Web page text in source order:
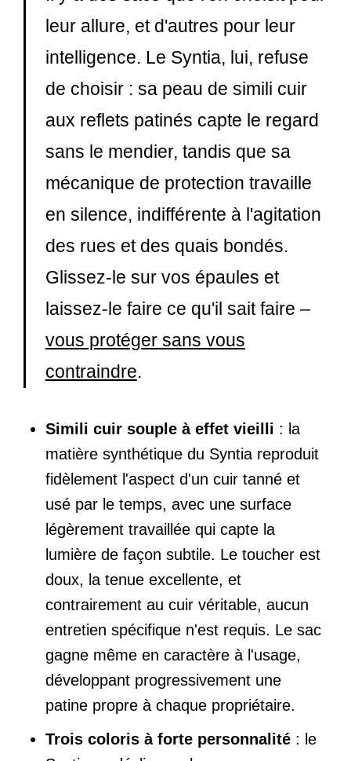
-
Syntia
leur allure, et d'autres pour leur
intelligence. Le Syntia, lui, refuse
de choisir : sa peau de simili cuir
aux reflets patinés capte le regard
sans le mendier, tandis que sa
mécanique de protection travaille
en silence, indifférente à l'agitation
des rues et des quais bondés.
Glissez-le sur vos épaules et
laissez-le faire ce qu'il sait faire –
vous protéger sans vous
contraindre.
Simili cuir souple à effet vieilli : la
matière synthétique du Syntia reproduit
fidèlement l'aspect d'un cuir tanné et
usé par le temps, avec une surface
légèrement travaillée qui capte la
lumière de façon subtile. Le toucher est
doux, la tenue excellente, et
contrairement au cuir véritable, aucun
entretien spécifique n'est requis. Le sac
gagne même en caractère à l'usage,
développant progressivement une
patine propre à chaque propriétaire.
Trois coloris à forte personnalité : le